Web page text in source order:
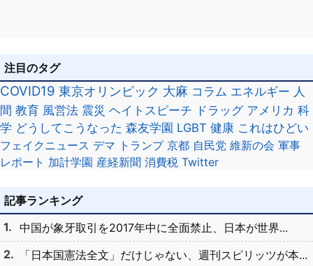
注目のタグ
COVID19 東京オリンピック 大麻 コラム エネルギー 人
間 教育 風営法 震災 ヘイトスピーチ ドラッグ アメリカ 科
学 どうしてこうなった 森友学園 LGBT 健康 これはひどい
フェイクニュース デマ トランプ 京都 自民党 維新の会 軍事
レポート 加計学園 産経新聞 消費税 Twitter
記事ランキング
中国が象牙取引を2017年中に全面禁止、日本が世界...
「日本国憲法全文」だけじゃない、週刊スピリッツが本...